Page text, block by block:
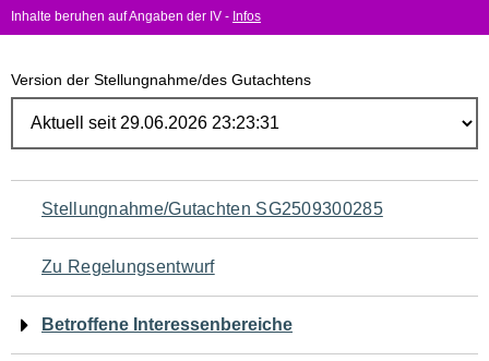
Inhalte beruhen auf Angaben der IV - Infos
Version der Stellungnahme/des Gutachtens
Navigation
für
den
Seiteninhalt
Stellungnahme/Gutachten SG2509300285
Zu Regelungsentwurf
Betroffene Interessenbereiche